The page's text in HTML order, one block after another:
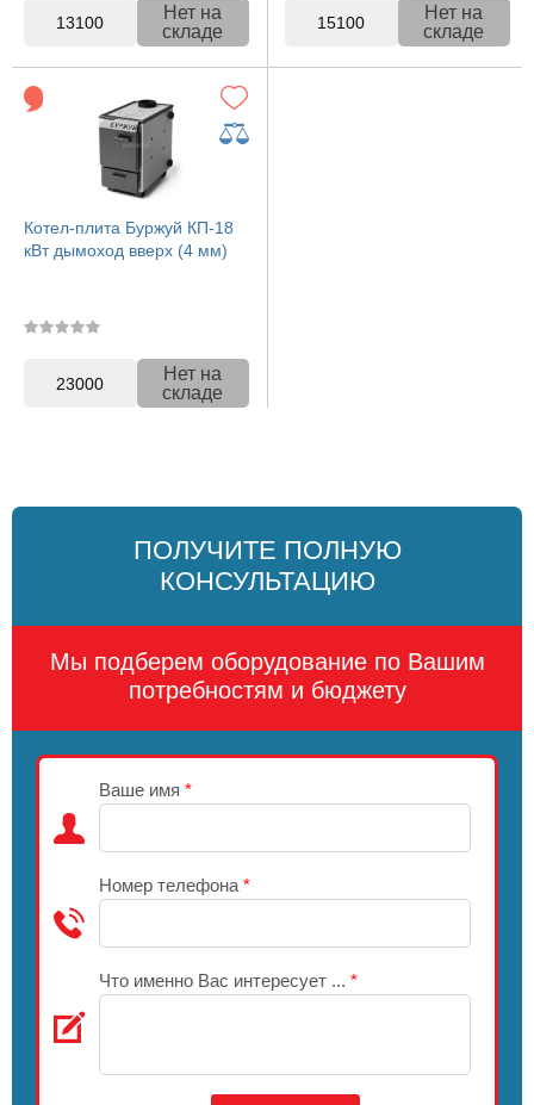
13100
Нет на
складе
15100
Нет на
складе
Котел-плита Буржуй КП-18
кВт дымоход вверх (4 мм)
23000
Нет на
складе
ПОЛУЧИТЕ ПОЛНУЮ
КОНСУЛЬТАЦИЮ
Мы подберем оборудование по Вашим
потребностям и бюджету
Ваше имя *
Номер телефона *
Что именно Вас интересует ... *